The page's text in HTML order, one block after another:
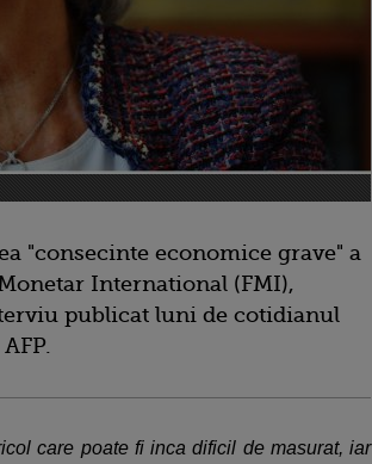
"consecinte economice grave" a
International (FMI),
publicat luni de cotidianul
care poate fi inca dificil de masurat, iar